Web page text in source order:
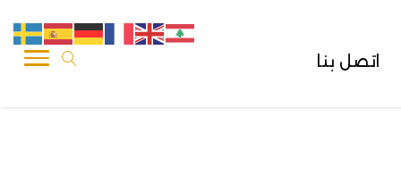
اتصل بنا